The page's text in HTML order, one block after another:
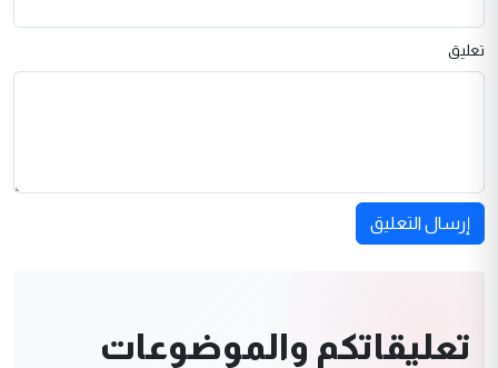
تعليق
إرسال التعليق
تعليقاتكم والموضوعات